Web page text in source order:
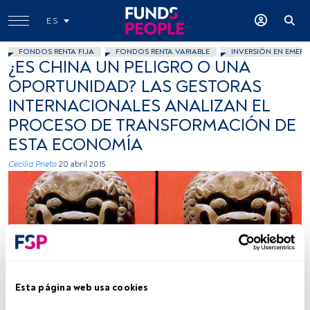
Esta página web usa cookies
ES
FONDOS RENTA FIJA FONDOS RENTA VARIABLE INVERSIÓN EN
¿ES CHINA UN PELIGRO O UNA
OPORTUNIDAD? LAS GESTORAS
INTERNACIONALES ANALIZAN EL
PROCESO DE TRANSFORMACIÓN DE
ESTA ECONOMÍA
Cecilia Prieto 20 abril 2015
think cink, Flickr, Creative Commons